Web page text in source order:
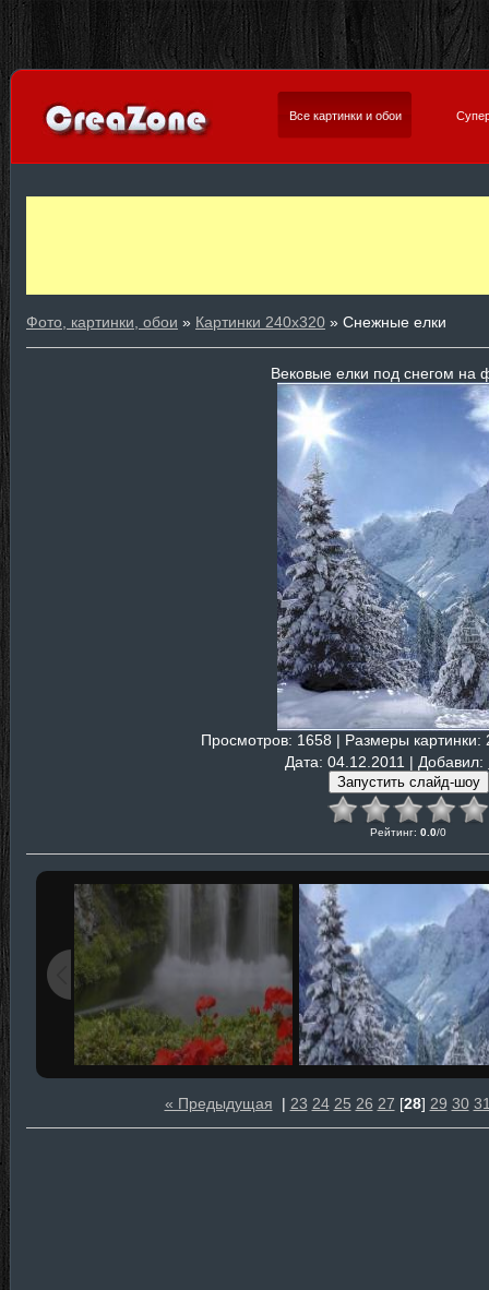
Все картинки и обои
Фото, картинки, обои » Картинки 240х320 » Снежные елки
Вековые елки под снегом на
Просмотров: 1658 | Размеры картинки:
Дата: 04.12.2011 | Добавил:
Рейтинг: 0.0/0
« Предыдущая | 23 24 25 26 27 [28] 29 30